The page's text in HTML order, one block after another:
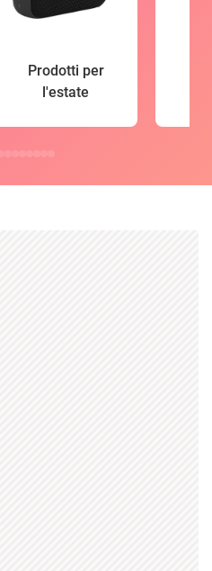
Prodotti per
l'estate